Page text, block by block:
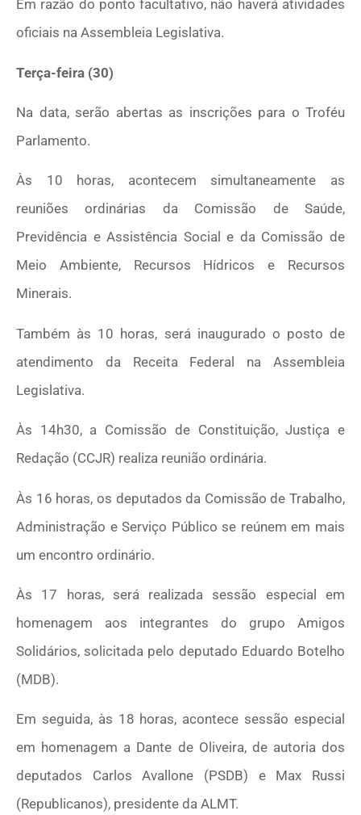
Em razão do ponto facultativo, não haverá atividades
oficiais na Assembleia Legislativa.
Terça-feira (30)
Na data, serão abertas as inscrições para o Troféu
Parlamento.
Às 10 horas, acontecem simultaneamente as
reuniões ordinárias da Comissão de Saúde,
Previdência e Assistência Social e da Comissão de
Meio Ambiente, Recursos Hídricos e Recursos
Minerais.
Também às 10 horas, será inaugurado o posto de
atendimento da Receita Federal na Assembleia
Legislativa.
Às 14h30, a Comissão de Constituição, Justiça e
Redação (CCJR) realiza reunião ordinária.
Às 16 horas, os deputados da Comissão de Trabalho,
Administração e Serviço Público se reúnem em mais
um encontro ordinário.
Às 17 horas, será realizada sessão especial em
homenagem aos integrantes do grupo Amigos
Solidários, solicitada pelo deputado Eduardo Botelho
(MDB).
Em seguida, às 18 horas, acontece sessão especial
em homenagem a Dante de Oliveira, de autoria dos
deputados Carlos Avallone (PSDB) e Max Russi
(Republicanos), presidente da ALMT.